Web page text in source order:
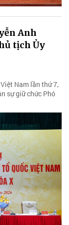
Anh
tịch Ủy
Nam lần thứ 7,
sự giữ chức Phó